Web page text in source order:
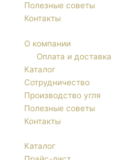
Полезные советы
Контакты
О компании
Оплата и доставка
Каталог
Сотрудничество
Производство угля
Полезные советы
Контакты
Каталог